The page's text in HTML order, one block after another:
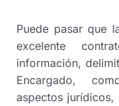
Puede pasar que
excelente
información,
Encargado,
aspectos jurídicos,